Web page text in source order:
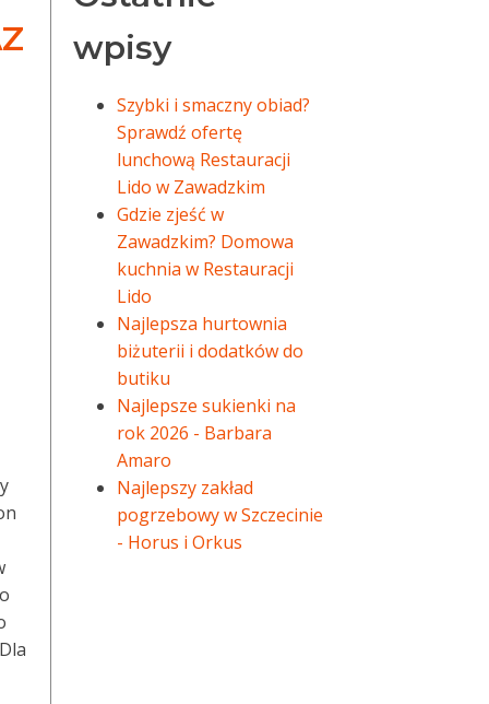
wpisy
Szybki i smaczny obiad?
Sprawdź ofertę
lunchową Restauracji
Lido w Zawadzkim
Gdzie zjeść w
Zawadzkim? Domowa
kuchnia w Restauracji
Lido
Najlepsza hurtownia
biżuterii i dodatków do
butiku
Najlepsze sukienki na
rok 2026 - Barbara
Amaro
Najlepszy zakład
pogrzebowy w Szczecinie
- Horus i Orkus